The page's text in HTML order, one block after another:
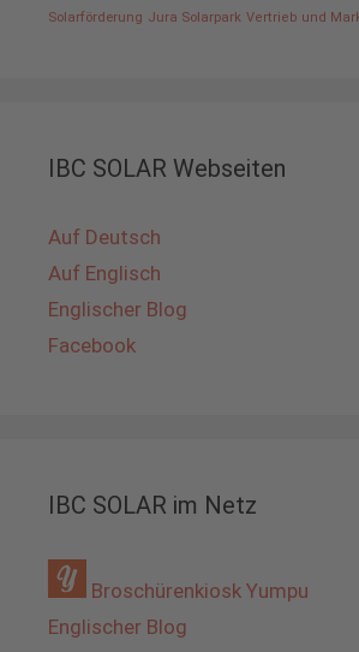
Solarförderung Jura Solarpark Vertrieb und
IBC SOLAR Webseiten
Auf Deutsch
Auf Englisch
Englischer Blog
Facebook
IBC SOLAR im Netz
Broschürenkiosk Yumpu
Englischer Blog